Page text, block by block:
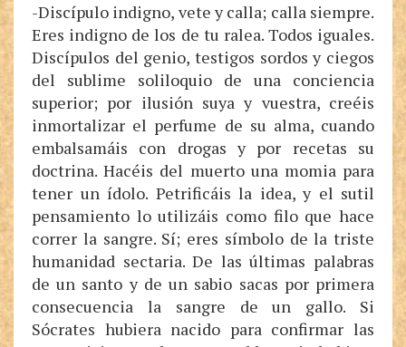
-Discípulo indigno, vete y calla; calla siempre.
Eres indigno de los de tu ralea. Todos iguales.
Discípulos del genio, testigos sordos y ciegos
del sublime soliloquio de una conciencia
superior; por ilusión suya y vuestra, creéis
inmortalizar el perfume de su alma, cuando
embalsamáis con drogas y por recetas su
doctrina. Hacéis del muerto una momia para
tener un ídolo. Petrificáis la idea, y el sutil
pensamiento lo utilizáis como filo que hace
correr la sangre. Sí; eres símbolo de la triste
humanidad sectaria. De las últimas palabras
de un santo y de un sabio sacas por primera
consecuencia la sangre de un gallo. Si
Sócrates hubiera nacido para confirmar las